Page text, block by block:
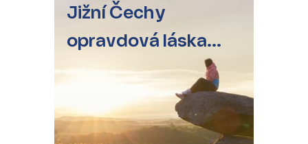
Jižní Čechy
opravdová láska...